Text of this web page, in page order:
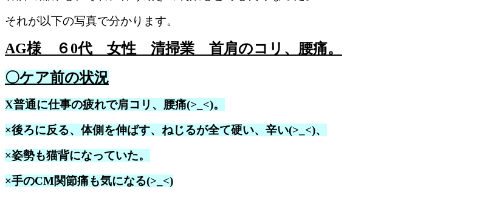
それが以下の写真で分かります。
AG様 ６0代 女性 清掃業 首肩のコリ、腰痛。
〇ケア前の状況
X普通に仕事の疲れで肩コリ、腰痛(>_<)。
×後ろに反る、体側を伸ばす、ねじるが全て硬い、辛い(>_<)、
×姿勢も猫背になっていた。
×手のCM関節痛も気になる(>_<)